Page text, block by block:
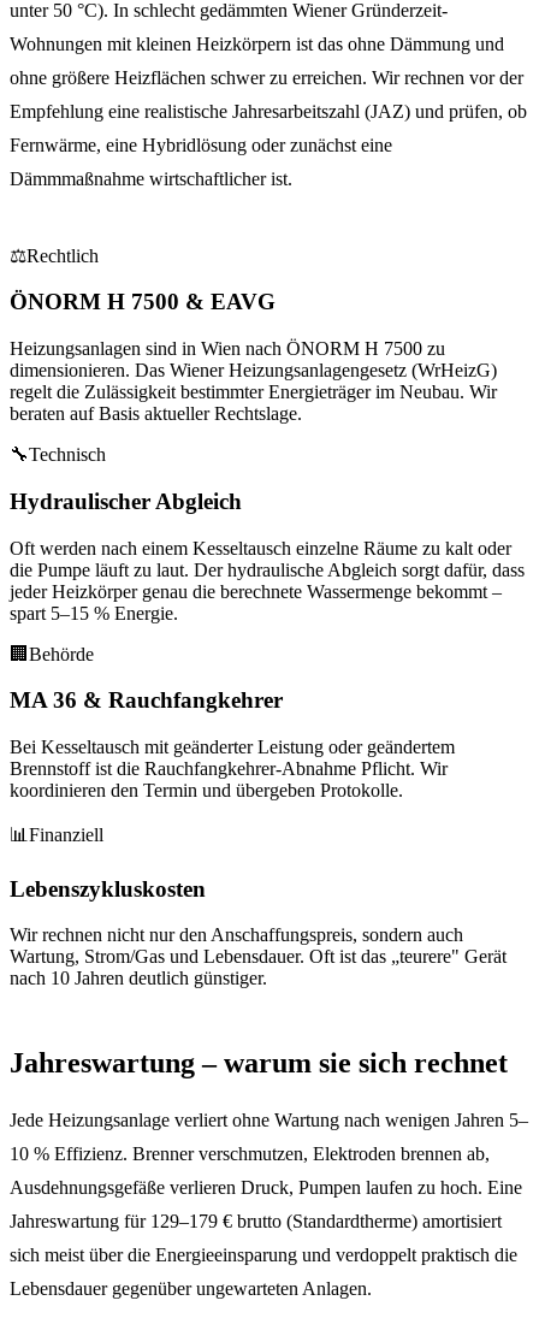
unter 50 °C). In schlecht gedämmten Wiener Gründerzeit-
Wohnungen mit kleinen Heizkörpern ist das ohne Dämmung und
ohne größere Heizflächen schwer zu erreichen. Wir rechnen vor der
Empfehlung eine realistische Jahresarbeitszahl (JAZ) und prüfen, ob
Fernwärme, eine Hybridlösung oder zunächst eine
Dämmmaßnahme wirtschaftlicher ist.
⚖Rechtlich
ÖNORM H 7500 & EAVG
Heizungsanlagen sind in Wien nach ÖNORM H 7500 zu
dimensionieren. Das Wiener Heizungsanlagengesetz (WrHeizG)
regelt die Zulässigkeit bestimmter Energieträger im Neubau. Wir
beraten auf Basis aktueller Rechtslage.
🔧Technisch
Hydraulischer Abgleich
Oft werden nach einem Kesseltausch einzelne Räume zu kalt oder
die Pumpe läuft zu laut. Der hydraulische Abgleich sorgt dafür, dass
jeder Heizkörper genau die berechnete Wassermenge bekommt –
spart 5–15 % Energie.
🏢 Behörde
MA 36 & Rauchfangkehrer
Bei Kesseltausch mit geänderter Leistung oder geändertem
Brennstoff ist die Rauchfangkehrer-Abnahme Pflicht. Wir
koordinieren den Termin und übergeben Protokolle.
📊 Finanziell
Lebenszykluskosten
Wir rechnen nicht nur den Anschaffungspreis, sondern auch
Wartung, Strom/Gas und Lebensdauer. Oft ist das „teurere" Gerät
nach 10 Jahren deutlich günstiger.
Jahreswartung – warum sie sich rechnet
Jede Heizungsanlage verliert ohne Wartung nach wenigen Jahren 5–
10 % Effizienz. Brenner verschmutzen, Elektroden brennen ab,
Ausdehnungsgefäße verlieren Druck, Pumpen laufen zu hoch. Eine
Jahreswartung für 129–179 € brutto (Standardtherme) amortisiert
sich meist über die Energieeinsparung und verdoppelt praktisch die
Lebensdauer gegenüber ungewarteten Anlagen.